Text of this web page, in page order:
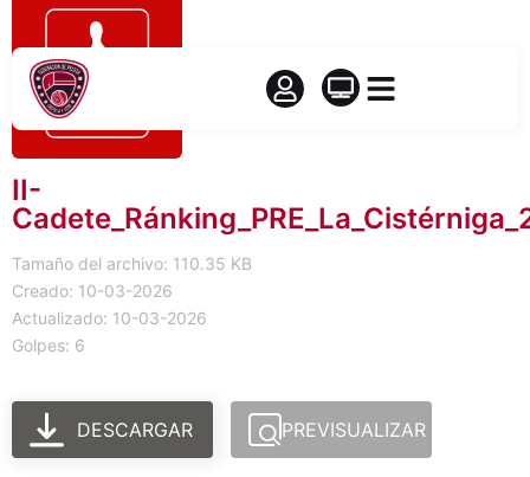
II-
Tamaño del archivo: 110.35 KB
Creado: 10-03-2026
Actualizado: 10-03-2026
Golpes: 6
DESCARGAR PREVISUALIZAR